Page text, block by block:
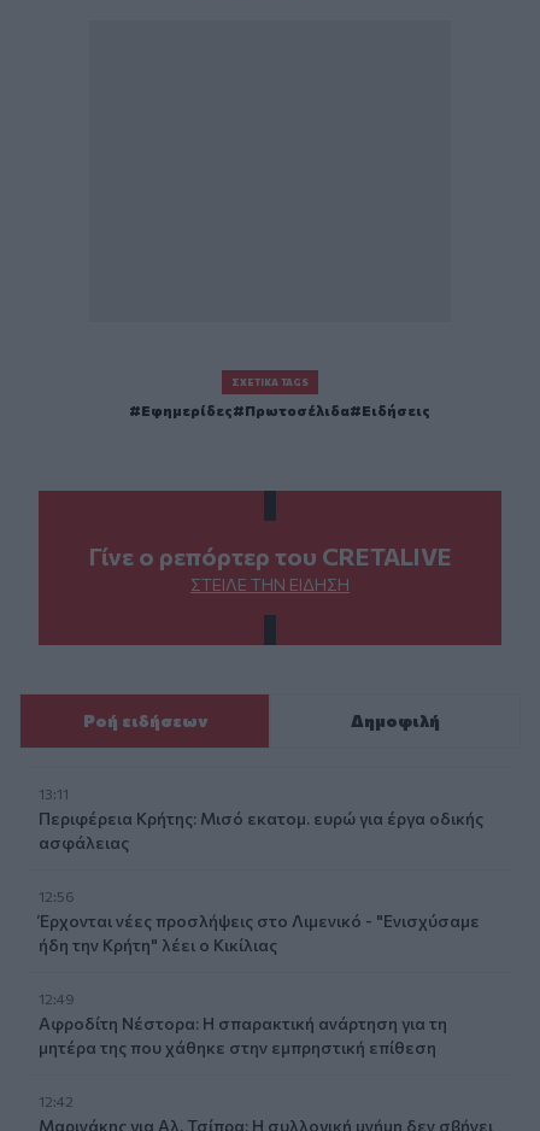
ΣΧΕΤΙΚΆ TAGS
Εφημερίδες Πρωτοσέλιδα Ειδήσεις
Γίνε ο ρεπόρτερ του CRETALIVE
ΣΤΕΊΛΕ ΤΗΝ ΕΊΔΗΣΗ
Ροή ειδήσεων Δημοφιλή
13:11
Περιφέρεια Κρήτης: Μισό εκατομ. ευρώ για έργα οδικής
ασφάλειας
12:56
Έρχονται νέες προσλήψεις στο Λιμενικό - "Ενισχύσαμε
ήδη την Κρήτη" λέει ο Κικίλιας
12:49
Αφροδίτη Νέστορα: Η σπαρακτική ανάρτηση για τη
μητέρα της που χάθηκε στην εμπρηστική επίθεση
12:42
Μαρινάκης για Αλ. Τσίπρα: Η συλλογική μνήμη δεν σβήνει